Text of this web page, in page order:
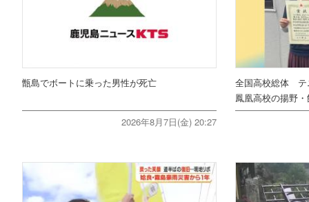
甑島でボートに乗った男性が死亡
2026年8月7日(金) 20:27
全国高校総体 テ
鳳凰高校の揚野